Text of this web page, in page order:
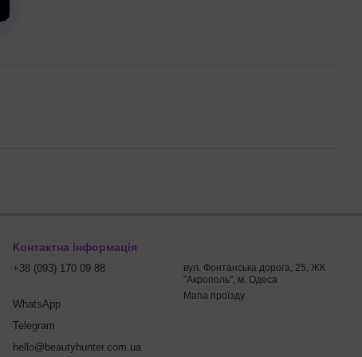
Контактна інформація
+38 (093) 170 09 88
WhatsApp
Telegram
hello@beautyhunter.com.ua
вул. Фонтанська дорога, 25, ЖК
"Акрополь", м. Одеса
Мапа проїзду